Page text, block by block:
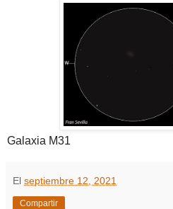
Galaxia M31
El septiembre 12, 2021
Compartir